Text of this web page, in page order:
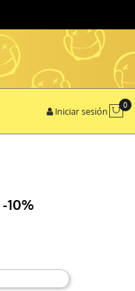
Iniciar sesión
0
-10%